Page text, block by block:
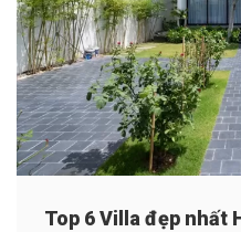
Top 6 Villa đẹp nhất